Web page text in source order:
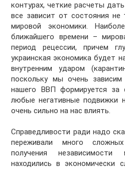
контурах, четкие расчеты
все зависит от состояния не
мировой экономики.
ближайшего времени –
период рецессии, причем
украинская экономика будет
внутренним ударом
поскольку мы очень
нашего ВВП формируется за
любые негативные подвижки
очень сильно на нас влиять.
Справедливости ради надо
переживали много
получения
находились в экономически